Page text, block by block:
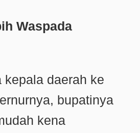
Waspada
daerah ke
bupatinya
kena